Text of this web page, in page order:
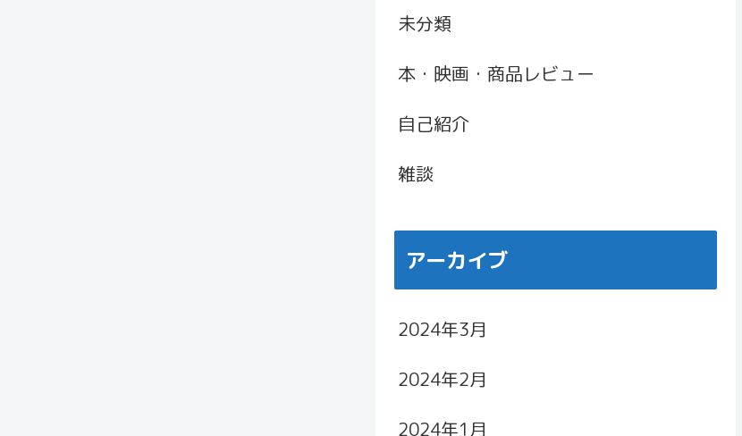
未分類
本・映画・商品レビュー
自己紹介
雑談
アーカイブ
2024年3月
2024年2月
2024年1月